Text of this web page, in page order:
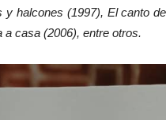
y halcones (1997), El canto
a casa (2006), entre otros.